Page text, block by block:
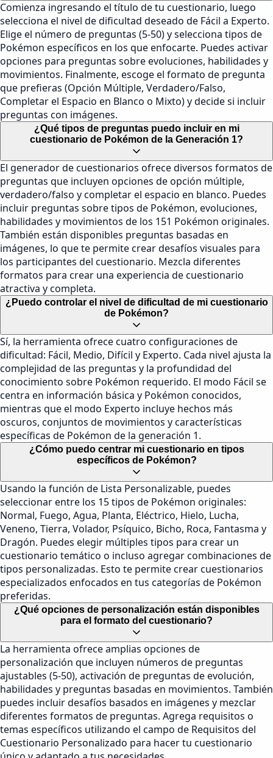
Comienza ingresando el título de tu cuestionario, luego
selecciona el nivel de dificultad deseado de Fácil a Experto.
Elige el número de preguntas (5-50) y selecciona tipos de
Pokémon específicos en los que enfocarte. Puedes activar
opciones para preguntas sobre evoluciones, habilidades y
movimientos. Finalmente, escoge el formato de pregunta
que prefieras (Opción Múltiple, Verdadero/Falso,
Completar el Espacio en Blanco o Mixto) y decide si incluir
preguntas con imágenes.
¿Qué tipos de preguntas puedo incluir en mi
cuestionario de Pokémon de la Generación 1?
El generador de cuestionarios ofrece diversos formatos de
preguntas que incluyen opciones de opción múltiple,
verdadero/falso y completar el espacio en blanco. Puedes
incluir preguntas sobre tipos de Pokémon, evoluciones,
habilidades y movimientos de los 151 Pokémon originales.
También están disponibles preguntas basadas en
imágenes, lo que te permite crear desafíos visuales para
los participantes del cuestionario. Mezcla diferentes
formatos para crear una experiencia de cuestionario
atractiva y completa.
¿Puedo controlar el nivel de dificultad de mi cuestionario
de Pokémon?
Sí, la herramienta ofrece cuatro configuraciones de
dificultad: Fácil, Medio, Difícil y Experto. Cada nivel ajusta la
complejidad de las preguntas y la profundidad del
conocimiento sobre Pokémon requerido. El modo Fácil se
centra en información básica y Pokémon conocidos,
mientras que el modo Experto incluye hechos más
oscuros, conjuntos de movimientos y características
específicas de Pokémon de la generación 1.
¿Cómo puedo centrar mi cuestionario en tipos
específicos de Pokémon?
Usando la función de Lista Personalizable, puedes
seleccionar entre los 15 tipos de Pokémon originales:
Normal, Fuego, Agua, Planta, Eléctrico, Hielo, Lucha,
Veneno, Tierra, Volador, Psíquico, Bicho, Roca, Fantasma y
Dragón. Puedes elegir múltiples tipos para crear un
cuestionario temático o incluso agregar combinaciones de
tipos personalizadas. Esto te permite crear cuestionarios
especializados enfocados en tus categorías de Pokémon
preferidas.
¿Qué opciones de personalización están disponibles
para el formato del cuestionario?
La herramienta ofrece amplias opciones de
personalización que incluyen números de preguntas
ajustables (5-50), activación de preguntas de evolución,
habilidades y preguntas basadas en movimientos. También
puedes incluir desafíos basados en imágenes y mezclar
diferentes formatos de preguntas. Agrega requisitos o
temas específicos utilizando el campo de Requisitos del
Cuestionario Personalizado para hacer tu cuestionario